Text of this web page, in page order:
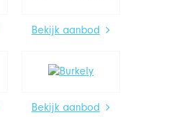
Bekijk aanbod
Bekijk aanbod